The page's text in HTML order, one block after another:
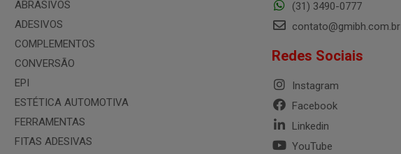
ABRASIVOS
ADESIVOS
COMPLEMENTOS
CONVERSÃO
EPI
ESTÉTICA AUTOMOTIVA
FERRAMENTAS
FITAS ADESIVAS
(31) 3490-0777
contato@gmibh.com.br
Redes Sociais
Instagram
Facebook
Linkedin
YouTube